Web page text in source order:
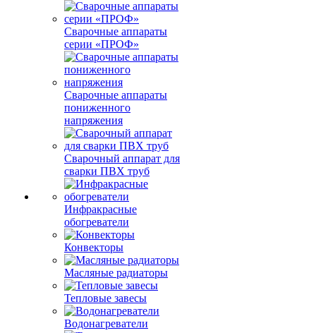
Сварочные аппараты
серии «ПРОФ»
Сварочные аппараты
пониженного
напряжения
Сварочный аппарат для
сварки ПВХ труб
Инфракрасные
обогреватели
Конвекторы
Масляные радиаторы
Тепловые завесы
Водонагреватели